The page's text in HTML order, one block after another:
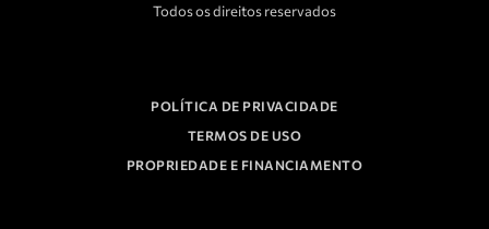
Todos os direitos reservados
POLÍTICA DE PRIVACIDADE
TERMOS DE USO
PROPRIEDADE E FINANCIAMENTO